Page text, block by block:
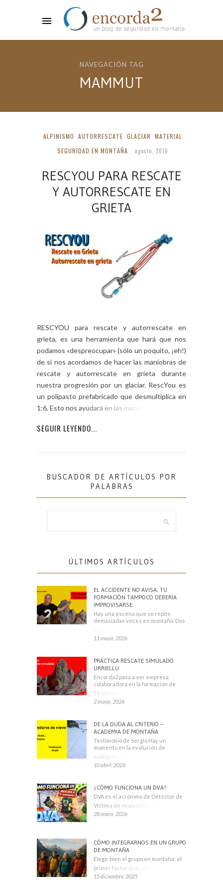
NAVEGACIÓN TAG
MAMMUT
ALPINISMO AUTORRESCATE GLACIAR MATERIAL
SEGURIDAD EN MONTAÑA
agosto, 2016
RESCYOU PARA RESCATE
Y AUTORRESCATE EN
GRIETA
RESCYOU para rescate y autorrescate en
grieta, es una herramienta que hará que nos
podamos «despreocupar» (sólo un poquito, ¡eh!)
de si nos acordamos de hacer las maniobras de
rescate y autorrescate en grieta durante
nuestra progresión por un glaciar. RescYou es
un polipasto prefabricado que desmultiplica en
1:6. Esto nos ayudará en las maniobras […]
SEGUIR LEYENDO...
BUSCADOR DE ARTÍCULOS POR
PALABRAS
ÚLTIMOS ARTÍCULOS
EL ACCIDENTE NO AVISA. TU
FORMACIÓN TAMPOCO DEBERÍA
IMPROVISARSE.
Hay una escena que se repite
demasiadas veces en montaña. Dos
11 mayo, 2026
PRÁCTICA RESCATE SIMULADO
URRIELLU
Encorda2 pasa a ser empresa
colaboradora en la formación de
Técnicos Deportivos
2 mayo, 2026
DE LA DUDA AL CRITERIO –
ACADEMIA DE MONTAÑA
Testimonio de Sergio Hay un
momento en la evolución de
cualquier montañero
10 abril, 2026
¿CÓMO FUNCIONA UN DVA?
DVA es el acrónimo de Detector de
Víctima de Avalancha. También se
28 enero, 2026
CÓMO INTEGRARNOS EN UN GRUPO
DE MONTAÑA
Elegir bien el grupo en montaña: el
primer factor que condiciona tu
15 diciembre, 2025